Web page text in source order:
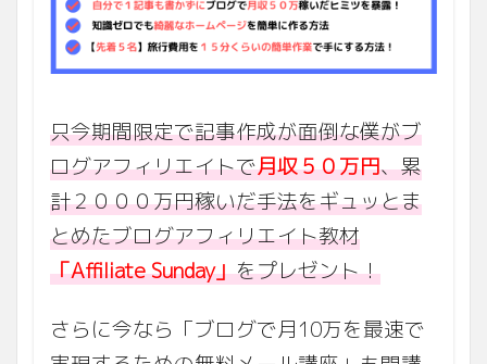
只今期間限定で記事作成が面倒な僕がブ
ログアフィリエイトで月収５０万円、累
計２０００万円稼いだ手法をギュッとま
とめたブログアフィリエイト教材
「Affiliate Sunday」をプレゼント！
さらに今なら「ブログで月10万を最速で